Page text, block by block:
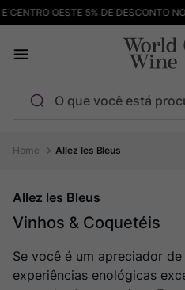
OESTE 5% DE DESCONTO NO
Allez les Bleus
Allez les Bleus
Vinhos & Coquetéis
Se você é um apreciador
experiências enológicas
Termos mais buscados
4º Garzon
Chablis